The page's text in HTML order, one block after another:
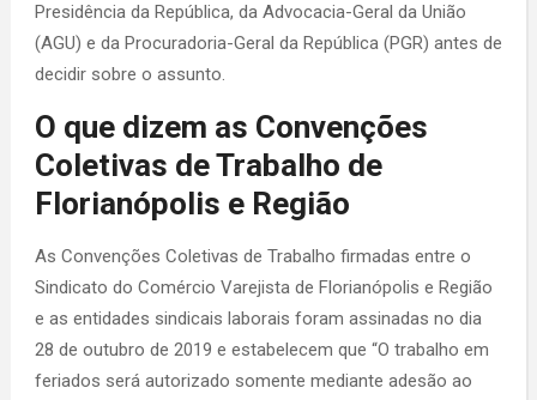
Presidência da República, da Advocacia-Geral da União
(AGU) e da Procuradoria-Geral da República (PGR) antes de
decidir sobre o assunto.
O que dizem as Convenções
Coletivas de Trabalho de
Florianópolis e Região
As Convenções Coletivas de Trabalho firmadas entre o
Sindicato do Comércio Varejista de Florianópolis e Região
e as entidades sindicais laborais foram assinadas no dia
28 de outubro de 2019 e estabelecem que “O trabalho em
feriados será autorizado somente mediante adesão ao